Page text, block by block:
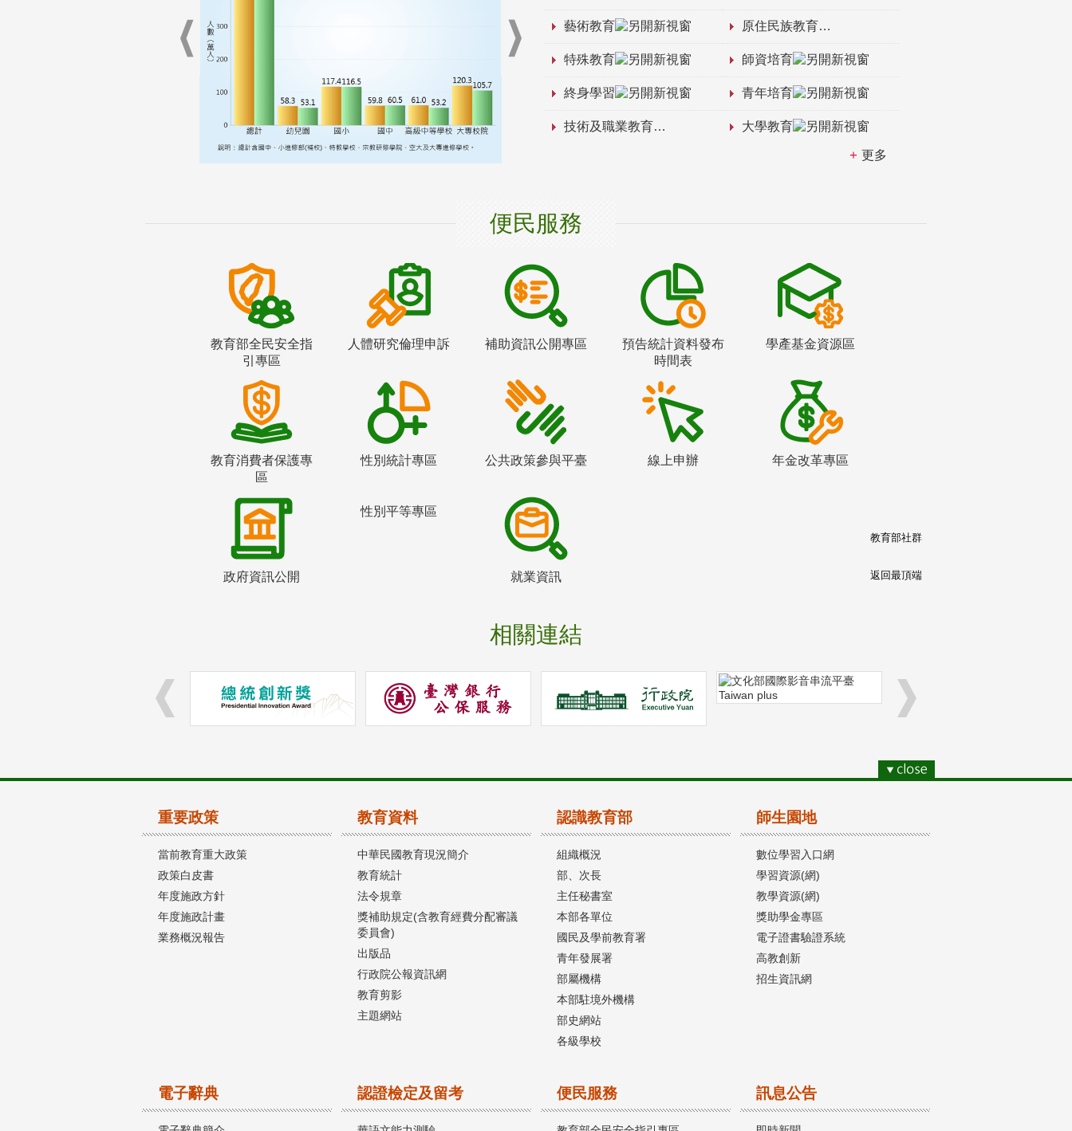
藝術教育 原住民族教育
特殊教育 師資培育
終身學習 青年培育
技術及職業教育 大學教育
更多
便民服務
教育部全民安全指
引專區
人體研究倫理申訴 補助資訊公開專區
預告統計資料發布
時間表
學產基金資源區
教育消費者保護專
區
性別統計專區 公共政策參與平臺 線上申辦 年金改革專區
政府資訊公開
性別平等專區
就業資訊
相關連結
教育部社群
返回最頂端
重要政策
當前教育重大政策
政策白皮書
年度施政方針
年度施政計畫
業務概況報告
教育資料
中華民國教育現況簡介
教育統計
法令規章
獎補助規定(含教育經費分配審議
委員會)
出版品
行政院公報資訊網
教育剪影
主題網站
認識教育部
組織概況
部、次長
主任秘書室
本部各單位
國民及學前教育署
青年發展署
部屬機構
本部駐境外機構
部史網站
各級學校
師生園地
數位學習入口網
學習資源(網)
教學資源(網)
獎助學金專區
電子證書驗證系統
高教創新
招生資訊網
電子辭典 認證檢定及留考 便民服務 訊息公告